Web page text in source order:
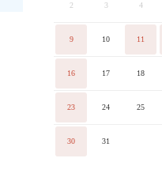
2 3 4
9 10 11
16 17 18
23 24 25
30 31